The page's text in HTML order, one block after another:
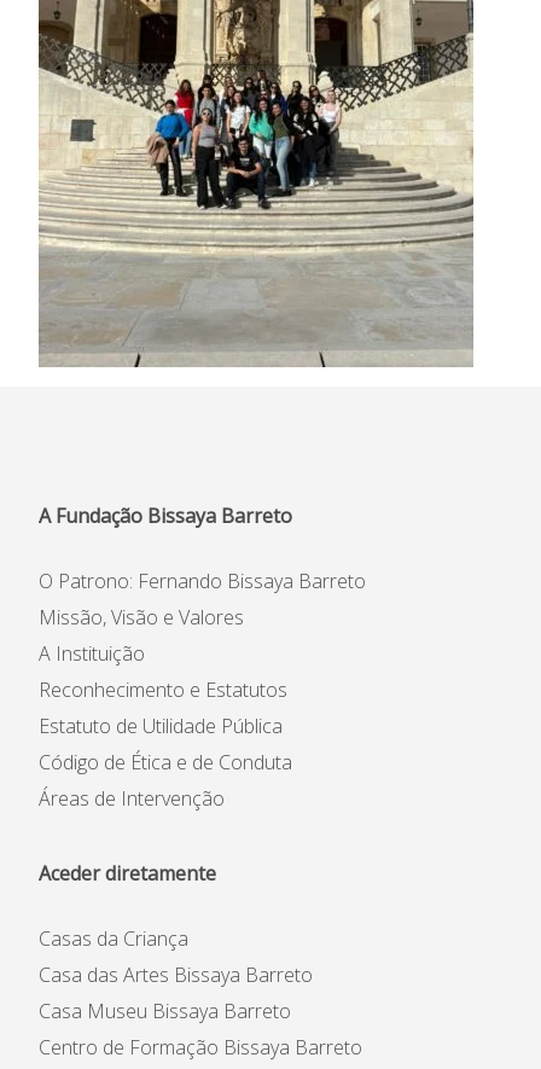
A Fundação Bissaya Barreto
O Patrono: Fernando Bissaya Barreto
Missão, Visão e Valores
A Instituição
Reconhecimento e Estatutos
Estatuto de Utilidade Pública
Código de Ética e de Conduta
Áreas de Intervenção
Aceder diretamente
Casas da Criança
Casa das Artes Bissaya Barreto
Casa Museu Bissaya Barreto
Centro de Formação Bissaya Barreto